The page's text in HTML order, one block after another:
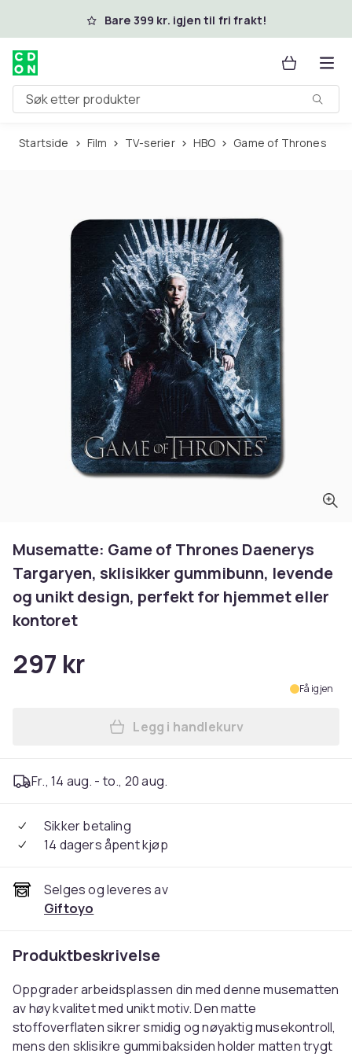
Hopp til hovedinnholdBare 399 kr. igjen til fri frakt!
Søk etter produkter
Startside Film TV-serier HBO Game of Thrones
Musematte: Game of Thrones Daenerys
Targaryen, sklisikker gummibunn, levende
og unikt design, perfekt for hjemmet eller
kontoret
297 kr
Få igjen
Legg Musematte: Game
Legg i handlekurv
Fr., 14 aug. - to., 20 aug.
Sikker betaling
14 dagers åpent kjøp
Selges og leveres av
Giftoyo
Produktbeskrivelse
Oppgrader arbeidsplassen din med denne musematten
av høy kvalitet med unikt motiv. Den matte
stoffoverflaten sikrer smidig og nøyaktig musekontroll,
mens den sklisikre gummibaksiden holder matten trygt